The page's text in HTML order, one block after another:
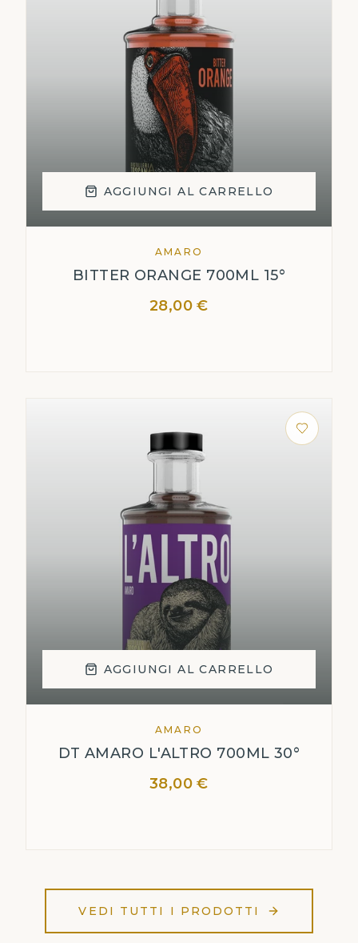
AGGIUNGI AL CARRELLO
AMARO
BITTER ORANGE 700ML 15°
28,00 €
AGGIUNGI AL CARRELLO
AMARO
DT AMARO L'ALTRO 700ML 30°
38,00 €
VEDI TUTTI I PRODOTTI